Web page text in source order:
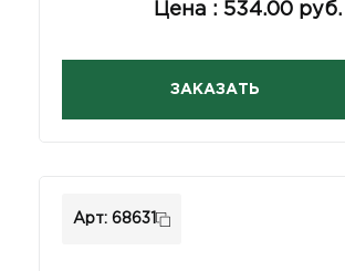
Цена : 534.00 руб.
ЗАКАЗАТЬ
Арт: 68631